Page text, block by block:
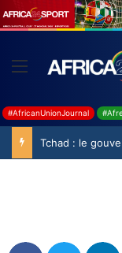
#AfricanUnionJournal